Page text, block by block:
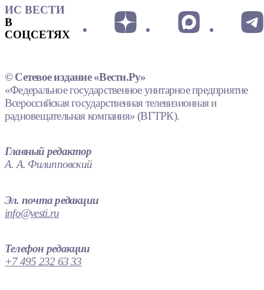
ИС ВЕСТИ
В
СОЦСЕТЯХ
© Сетевое издание «Вести.Ру»
«Федеральное государственное унитарное предприятие
Всероссийская государственная телевизионная и
радиовещательная компания» (ВГТРК).
Главный редактор
А. А. Филипповский
Эл. почта редакции
info@vesti.ru
Телефон редакции
+7 495 232 63 33